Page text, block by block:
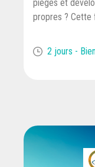
pièges et
propres ? Cette
2 jours -